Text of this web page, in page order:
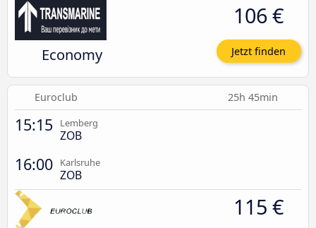
Economy
106 €
Jetzt finden
Euroclub 25h 45min
15:15 Lemberg
ZOB
16:00 Karlsruhe
ZOB
115 €